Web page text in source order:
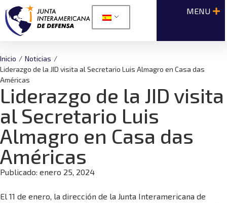
Inicio / Noticias /
Liderazgo de la JID visita al Secretario Luis Almagro en Casa das
Américas
Liderazgo de la JID visita
al Secretario Luis
Almagro en Casa das
Américas
Publicado: enero 25, 2024
El 11 de enero, la dirección de la Junta Interamericana de